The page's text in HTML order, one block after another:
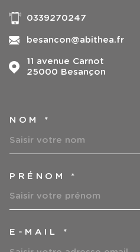
0339270247
besancon@abithea.fr
11 avenue Carnot
25000
Besançon
NOM *
PRÉNOM *
E-MAIL *